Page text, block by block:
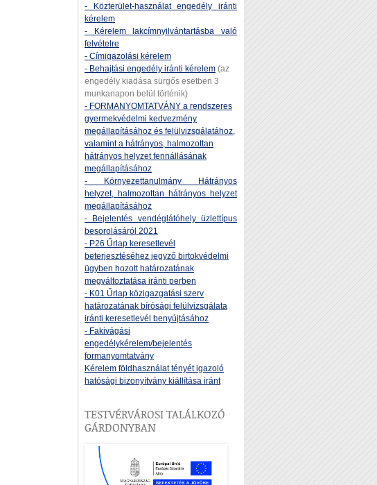
- Közterület-használat engedély iránti
kérelem
- Kérelem lakcímnyilvántartásba való
felvételre
- Címigazolási kérelem
- Behajtási engedély iránti kérelem (az
engedély kiadása sürgős esetben 3
munkanapon belül történik)
- FORMANYOMTATVÁNY a rendszeres
gyermekvédelmi kedvezmény
megállapításához és felülvizsgálatához,
valamint a hátrányos, halmozottan
hátrányos helyzet fennállásának
megállapításához
- Környezettanulmány Hátrányos
helyzet, halmozottan hátrányos helyzet
megállapításához
- Bejelentés vendéglátóhely üzlettípus
besorolásáról 2021
- P26 Űrlap keresetlevél
beterjesztéséhez jegyző birtokvédelmi
ügyben hozott határozatának
megváltoztatása iránti perben
- K01 Űrlap közigazgatási szerv
határozatának bírósági felülvizsgálata
iránti keresetlevél benyújtásához
- Fakivágási
engedélykérelem/bejelentés
formanyomtatvány
Kérelem földhasználat tényét igazoló
hatósági bizonyítvány kiállítása iránt
TESTVÉRVÁROSI TALÁLKOZÓ
GÁRDONYBAN